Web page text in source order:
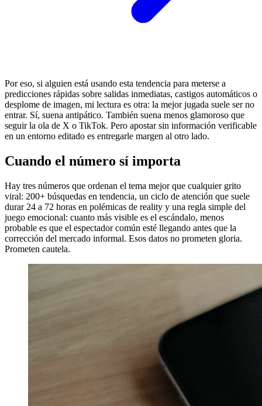
Por eso, si alguien está usando esta tendencia para meterse a
predicciones rápidas sobre salidas inmediatas, castigos automáticos o
desplome de imagen, mi lectura es otra: la mejor jugada suele ser no
entrar. Sí, suena antipático. También suena menos glamoroso que
seguir la ola de X o TikTok. Pero apostar sin información verificable
en un entorno editado es entregarle margen al otro lado.
Cuando el número sí importa
Hay tres números que ordenan el tema mejor que cualquier grito
viral: 200+ búsquedas en tendencia, un ciclo de atención que suele
durar 24 a 72 horas en polémicas de reality y una regla simple del
juego emocional: cuanto más visible es el escándalo, menos
probable es que el espectador común esté llegando antes que la
corrección del mercado informal. Esos datos no prometen gloria.
Prometen cautela.